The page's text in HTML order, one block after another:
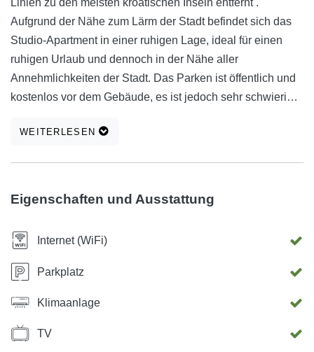
Linien zu den meisten kroatischen Inseln entfernt .
Aufgrund der Nähe zum Lärm der Stadt befindet sich das
Studio-Apartment in einer ruhigen Lage, ideal für einen
ruhigen Urlaub und dennoch in der Nähe aller
Annehmlichkeiten der Stadt. Das Parken ist öffentlich und
kostenlos vor dem Gebäude, es ist jedoch sehr schwierig,
mehrere städtische Parkplätze, die etwa 10 Euro pro Tag
WEITERLESEN
Eigenschaften und Ausstattung
Internet (WiFi)
Parkplatz
Klimaanlage
TV